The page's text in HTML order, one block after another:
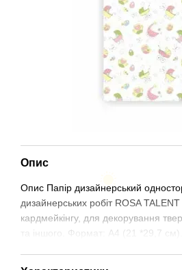
Опис
Опис Папір дизайнерський
дизайнерських робіт ROSA
кардмейкінгу, для декорування
та іншого. Формат: А4 (21 *29,7 см).